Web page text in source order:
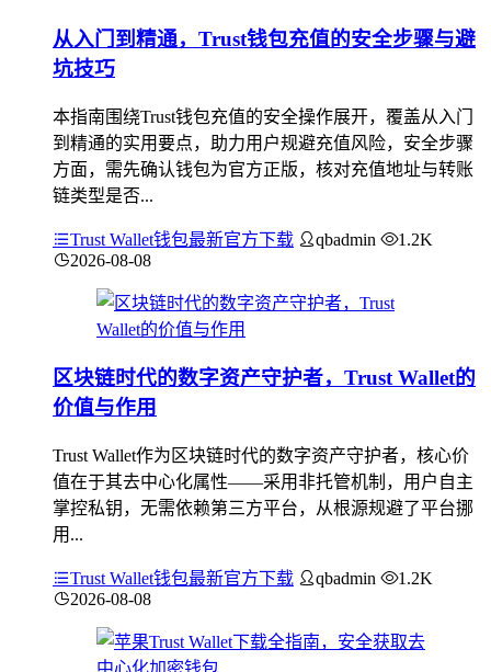
从入门到精通，Trust钱包充值的安全步骤与避
坑技巧
本指南围绕Trust钱包充值的安全操作展开，覆盖从入门
到精通的实用要点，助力用户规避充值风险，安全步骤
方面，需先确认钱包为官方正版，核对充值地址与转账
链类型是否...
Trust Wallet钱包最新官方下载 qbadmin
1.2K
2026-08-08
区块链时代的数字资产守护者，Trust Wallet的
价值与作用
Trust Wallet作为区块链时代的数字资产守护者，核心价
值在于其去中心化属性——采用非托管机制，用户自主
掌控私钥，无需依赖第三方平台，从根源规避了平台挪
用...
Trust Wallet钱包最新官方下载 qbadmin
1.2K
2026-08-08